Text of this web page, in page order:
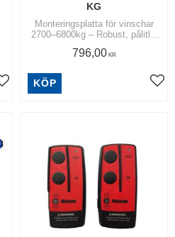
Lägg till i favoriter
KG
​Monteringsplatta för vinschar
2700–6800kg – Robust, pålitlig
796,00KR
KÖP